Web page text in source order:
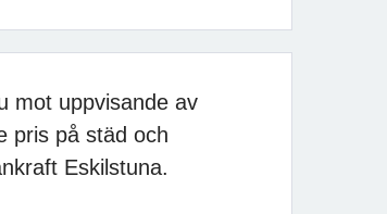
mot uppvisande av
pris på städ och
Eskilstuna.